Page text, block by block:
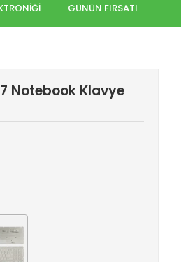
GÜNÜN FIRSATI
Notebook Klavye